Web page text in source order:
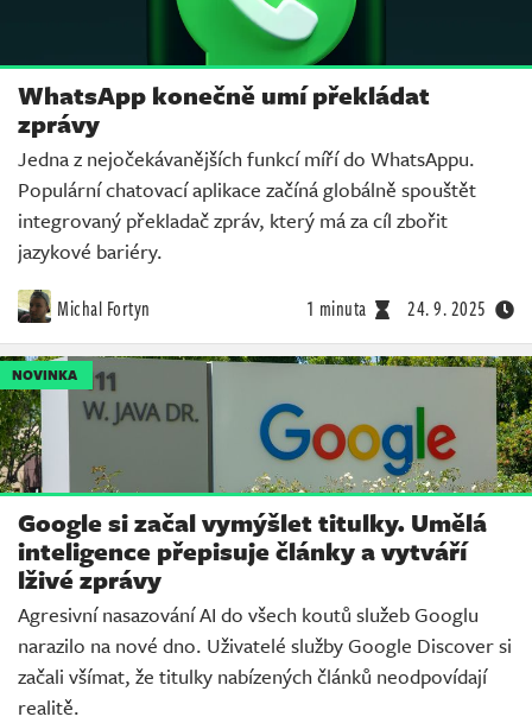
WhatsApp konečně umí překládat
zprávy
Jedna z nejočekávanějších funkcí míří do WhatsAppu.
Populární chatovací aplikace začíná globálně spouštět
integrovaný překladač zpráv, který má za cíl zbořit
jazykové bariéry.
Michal Fortyn 1 minuta 24. 9. 2025
NOVINKA
Google si začal vymýšlet titulky. Umělá
inteligence přepisuje články a vytváří
lživé zprávy
Agresivní nasazování AI do všech koutů služeb Googlu
narazilo na nové dno. Uživatelé služby Google Discover si
začali všímat, že titulky nabízených článků neodpovídají
realitě.